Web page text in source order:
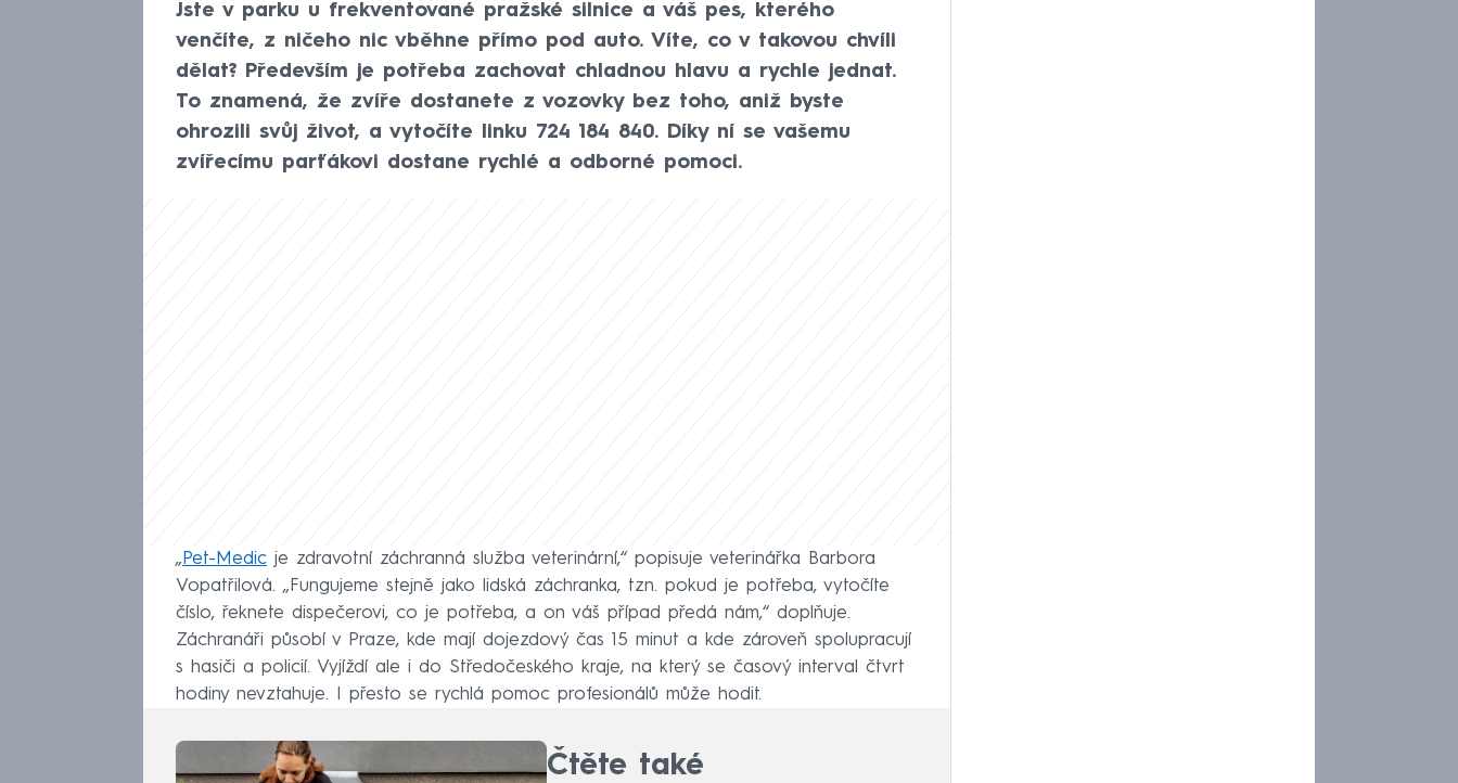
Jste v parku u frekventované pražské silnice a váš pes, kterého
venčíte, z ničeho nic vběhne přímo pod auto. Víte, co v takovou chvíli
dělat? Především je potřeba zachovat chladnou hlavu a rychle jednat.
To znamená, že zvíře dostanete z vozovky bez toho, aniž byste
ohrozili svůj život, a vytočíte linku 724 184 840. Díky ní se vašemu
zvířecímu parťákovi dostane rychlé a odborné pomoci.
„ Pet-Medic je zdravotní záchranná služba veterinární,“ popisuje veterinářka Barbora
Vopatřilová. „Fungujeme stejně jako lidská záchranka, tzn. pokud je potřeba, vytočíte
číslo, řeknete dispečerovi, co je potřeba, a on váš případ předá nám,“ doplňuje.
Záchranáři působí v Praze, kde mají dojezdový čas 15 minut a kde zároveň spolupracují
s hasiči a policií. Vyjíždí ale i do Středočeského kraje, na který se časový interval čtvrt
hodiny nevztahuje. I přesto se rychlá pomoc profesionálů může hodit.
Čtěte také